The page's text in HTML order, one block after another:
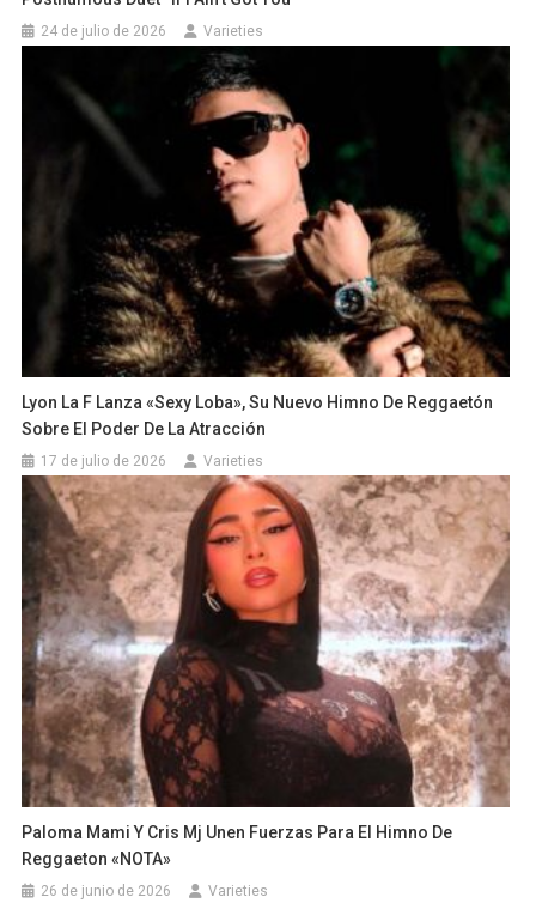
24 de julio de 2026 Varieties
Lyon La F Lanza «Sexy Loba», Su Nuevo Himno De Reggaetón
Sobre El Poder De La Atracción
17 de julio de 2026 Varieties
Paloma Mami Y Cris Mj Unen Fuerzas Para El Himno De
Reggaeton «NOTA»
26 de junio de 2026 Varieties